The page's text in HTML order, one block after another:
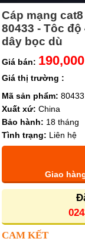
Cáp mạng
80433 - Tôc
dây bọc dù
Giá bán:
Giá thị trường :
Mã sản phẩm: 80433
Xuất xứ: China
Bảo hành: 18 tháng
Tình trạng: Liên hệ
Giao
CAM KẾT